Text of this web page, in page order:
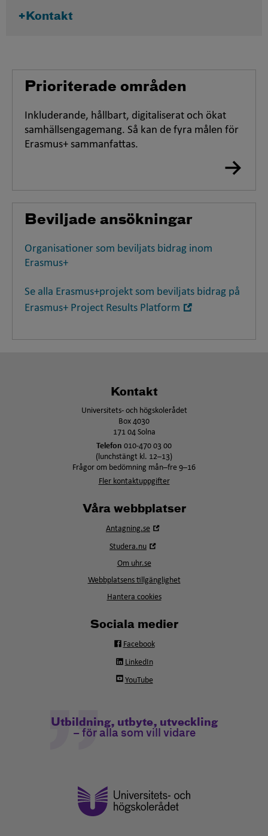
Kontakt
Prioriterade områden
Inkluderande, hållbart, digitaliserat och ökat
samhällsengagemang. Så kan de fyra målen för
Erasmus+ sammanfattas.
Beviljade ansökningar
Organisationer som beviljats bidrag inom
Erasmus+
Se alla Erasmus+projekt som beviljats bidrag på
Erasmus+ Project Results Platform
ö
Kontakt
Universitets- och högskolerådet
Box 4030
171 04 Solna
Telefon 010-470 03 00
(lunchstängt kl. 12–13)
Frågor om bedömning mån–fre 9–16
Fler kontaktuppgifter
Våra webbplatser
Antagning.se
Studera.nu
fönster
Om uhr.se
Webbplatsens tillgänglighet
Hantera cookies
Sociala medier
Facebook
LinkedIn
YouTube
Utbildning, utbyte, utveckling
– för alla som vill vidare